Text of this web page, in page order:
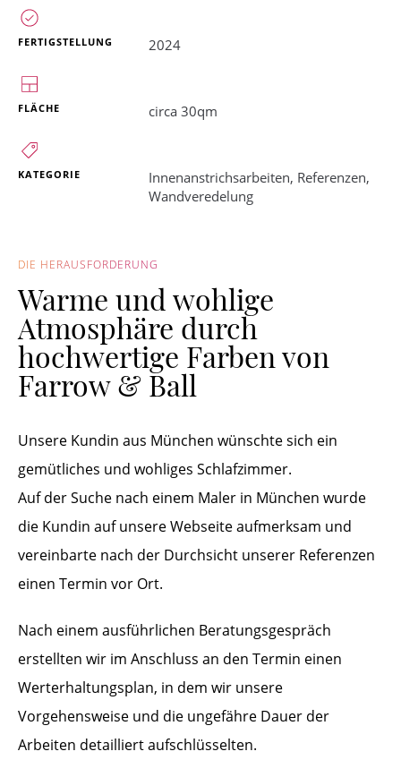
FERTIGSTELLUNG 2024
FLÄCHE circa 30qm
KATEGORIE Innenanstrichsarbeiten, Referenzen,
Wandveredelung
DIE HERAUSFORDERUNG
Warme und wohlige
Atmosphäre durch
hochwertige Farben von
Farrow & Ball
Unsere Kundin aus München wünschte sich ein
gemütliches und wohliges Schlafzimmer.
Auf der Suche nach einem Maler in München wurde
die Kundin auf unsere Webseite aufmerksam und
vereinbarte nach der Durchsicht unserer Referenzen
einen Termin vor Ort.
Nach einem ausführlichen Beratungsgespräch
erstellten wir im Anschluss an den Termin einen
Werterhaltungsplan, in dem wir unsere
Vorgehensweise und die ungefähre Dauer der
Arbeiten detailliert aufschlüsselten.